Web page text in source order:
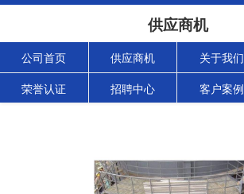
供应商机
公司首页 供应商机 关于我们
荣誉认证 招聘中心 客户案例